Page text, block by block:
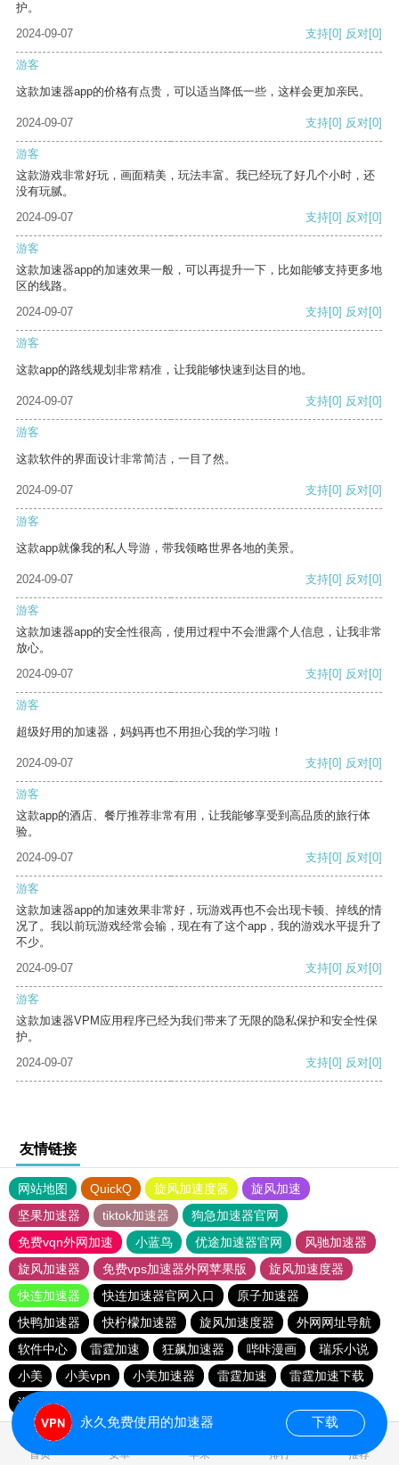
护。
2024-09-07
支持[0] 反对[0]
游客
这款加速器app的价格有点贵，可以适当降低一些，这样会更加亲民。
2024-09-07 支持[0] 反对[0]
游客
这款游戏非常好玩，画面精美，玩法丰富。我已经玩了好几个小时，还
没有玩腻。
2024-09-07
支持[0] 反对[0]
游客
这款加速器app的加速效果一般，可以再提升一下，比如能够支持更多地
区的线路。
2024-09-07
支持[0] 反对[0]
游客
这款app的路线规划非常精准，让我能够快速到达目的地。
2024-09-07 支持[0] 反对[0]
游客
这款软件的界面设计非常简洁，一目了然。
2024-09-07 支持[0] 反对[0]
游客
这款app就像我的私人导游，带我领略世界各地的美景。
2024-09-07 支持[0] 反对[0]
游客
这款加速器app的安全性很高，使用过程中不会泄露个人信息，让我非常
放心。
2024-09-07
支持[0] 反对[0]
游客
超级好用的加速器，妈妈再也不用担心我的学习啦！
2024-09-07 支持[0] 反对[0]
游客
这款app的酒店、餐厅推荐非常有用，让我能够享受到高品质的旅行体
验。
2024-09-07
支持[0] 反对[0]
游客
这款加速器app的加速效果非常好，玩游戏再也不会出现卡顿、掉线的情
况了。我以前玩游戏经常会输，现在有了这个app，我的游戏水平提升了
不少。
2024-09-07
支持[0] 反对[0]
游客
这款加速器VPM应用程序已经为我们带来了无限的隐私保护和安全性保
护。
2024-09-07
支持[0] 反对[0]
友情链接
网站地图 QuickQ 旋风加速度器
旋风加速
坚果加速器
tiktok加速器
狗急加速器官网
免费vqn外网加速
小蓝鸟 优途加速器官网
风驰加速器
旋风加速器
免费vps加速器外网苹果版
旋风加速度器
快连加速器
快连加速器官网入口
原子加速器
快鸭加速器
快柠檬加速器 旋风加速度器
外网网址导航
软件中心
雷霆加速 狂飙加速器 哔咔漫画
瑞乐小说
小美
小美vpn 小美加速器 雷霆加速
雷霆加速下载
海鸥加速度
首页 安卓 苹果 排行 推荐
永久免费使用的加速器 下载
0.021609s